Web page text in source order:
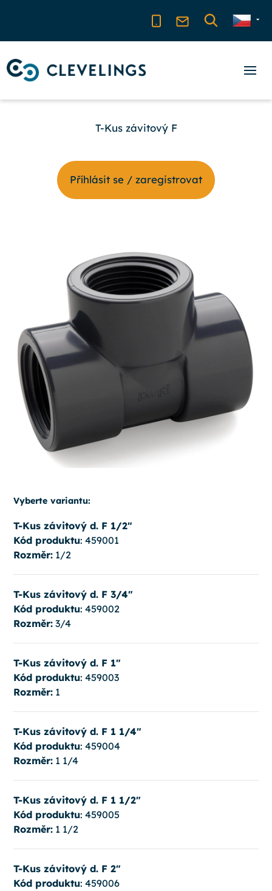
T-Kus závitový F
Příhlásit se / zaregistrovat
Vyberte variantu:
T-Kus závitový d. F 1/2"
Kód produktu: 459001
Rozměr:1/2
T-Kus závitový d. F 3/4"
Kód produktu: 459002
Rozměr:3/4
T-Kus závitový d. F 1"
Kód produktu: 459003
Rozměr:1
T-Kus závitový d. F 1 1/4"
Kód produktu: 459004
Rozměr:1 1/4
T-Kus závitový d. F 1 1/2"
Kód produktu: 459005
Rozměr:1 1/2
T-Kus závitový d. F 2"
Kód produktu: 459006